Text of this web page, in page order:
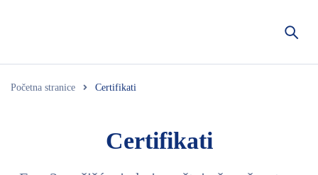
Početna stranice Certifikati
Certifikati